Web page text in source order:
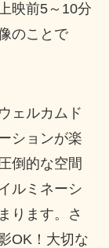
映前5～10分
のことで
ェルカムド
ションが楽
倒的な空間
ルミネーシ
ります。​さ
OK！​大切な